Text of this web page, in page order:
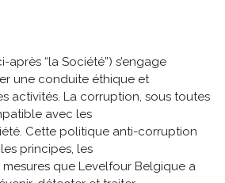
“la Société”) s’engage
une conduite éthique et
activités. La corruption, sous toutes
avec les
Cette politique anti-corruption
principes, les
que Levelfour Belgique a